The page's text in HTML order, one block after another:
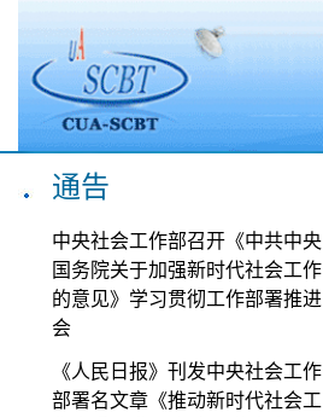
通告
中央社会工作部召开《中共中央
国务院关于加强新时代社会工作
的意见》学习贯彻工作部署推进
会
《人民日报》刊发中央社会工作
部署名文章《推动新时代社会工